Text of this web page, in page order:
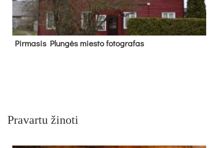
Pir­ma­sis Plun­gės mies­to fo­tog­ra­fas
Pravartu žinoti